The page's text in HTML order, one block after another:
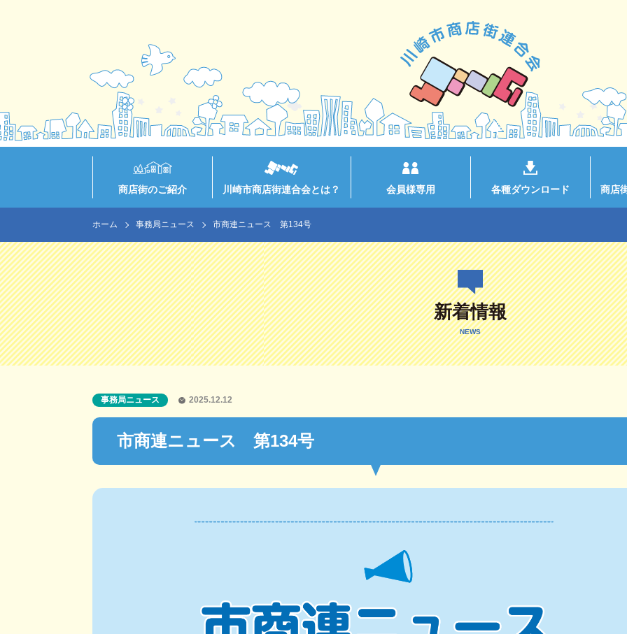
商店街のご紹介 川崎市商店街連合会とは？ 会員様専用 各種ダウンロード 商店
ホーム 事務局ニュース 市商連ニュース 第134号
新着情報
NEWS
市商連ニュース 第134号
事務局ニュース 2025.12.12